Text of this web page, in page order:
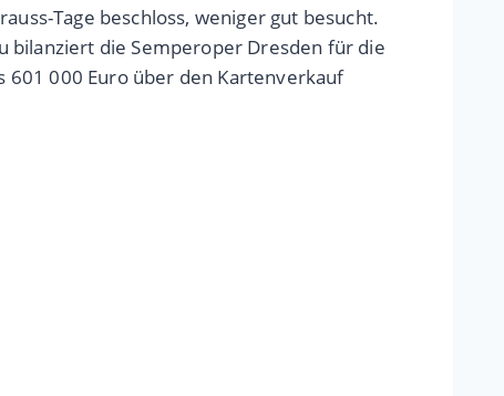
Tage beschloss, weniger gut besucht.
bilanziert die Semperoper Dresden für die
601 000 Euro über den Kartenverkauf